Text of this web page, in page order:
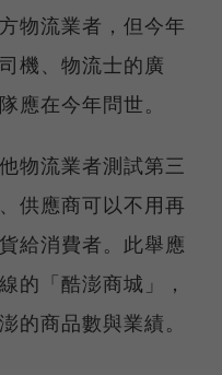
物流業者，但今年
機、物流士的廣
應在今年問世。
物流業者測試第三
供應商可以不用再
給消費者。此舉應
的「酷澎商城」，
的商品數與業績。